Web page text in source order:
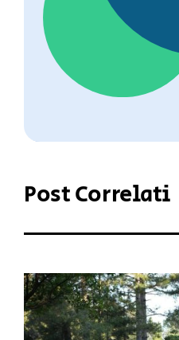
Post Correlati